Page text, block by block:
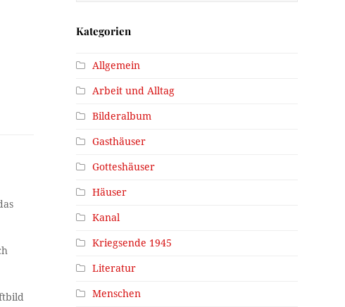
Kategorien
Allgemein
Arbeit und Alltag
Bilderalbum
Gasthäuser
Gotteshäuser
Häuser
Kanal
Kriegsende 1945
Literatur
Menschen